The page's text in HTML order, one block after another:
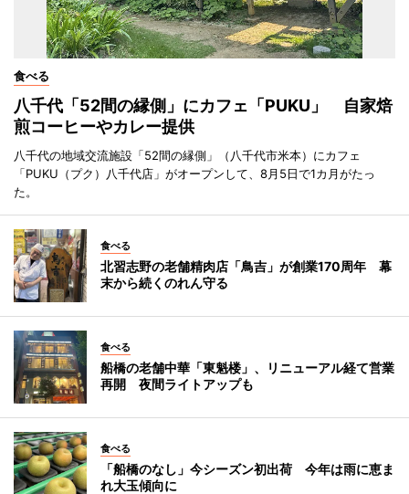
食べる
八千代「52間の縁側」にカフェ「PUKU」 自家焙
煎コーヒーやカレー提供
八千代の地域交流施設「52間の縁側」（八千代市米本）にカフェ
「PUKU（プク）八千代店」がオープンして、8月5日で1カ月がたっ
た。
食べる
北習志野の老舗精肉店「鳥吉」が創業170周年 幕
末から続くのれん守る
食べる
船橋の老舗中華「東魁楼」、リニューアル経て営業
再開 夜間ライトアップも
食べる
「船橋のなし」今シーズン初出荷 今年は雨に恵ま
れ大玉傾向に